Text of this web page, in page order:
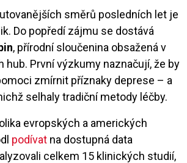
směrů posledních let je
Do popředí zájmu se dostává
, přírodní sloučenina obsažená v
hub. První výzkumy naznačují, že by
zmírnit příznaky deprese – a
selhaly tradiční metody léčby.
evropských a amerických
podívat na dostupná data
celkem 15 klinických studií,